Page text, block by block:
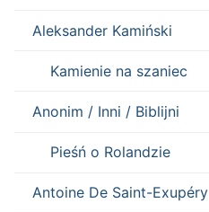
Aleksander Kamiński
Kamienie na szaniec
Anonim / Inni / Biblijni
Pieśń o Rolandzie
Antoine De Saint-Exupéry